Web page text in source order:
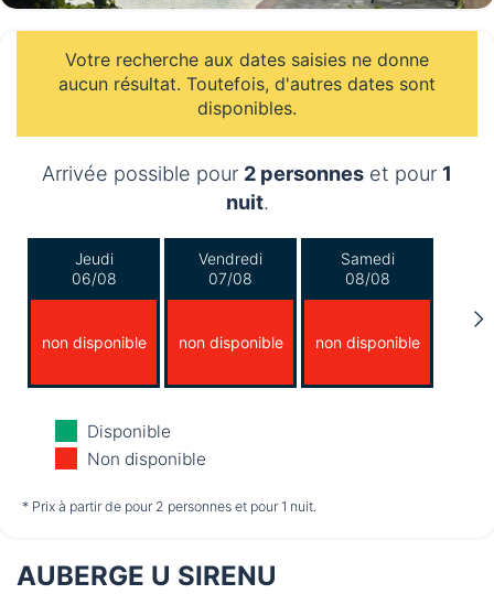
Votre recherche aux dates saisies ne donne
aucun résultat. Toutefois, d'autres dates sont
disponibles.
Arrivée possible pour 2 personnes et pour 1
nuit.
Jeudi
06/08
non disponible
Vendredi
07/08
non disponible
Samedi
08/08
non disponible
Dimanche
09/08
non disponible non disponible
Mercredi
Disponible
Non disponible
* Prix à partir de pour 2 personnes et pour 1 nuit.
AUBERGE U SIRENU